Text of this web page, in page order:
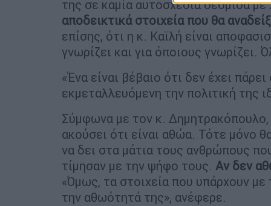
της σε καμία αυτοσχέδια δεσμίδα με
αποδεικτικά στοιχεία που θα
επίσης, ότι η κ. Καϊλή είναι
γνωρίζει και για όποιους γνωρίζει.
«Ένα είναι βέβαιο ότι δεν έχει
εκμεταλλευόμενη την πολιτική της
Σύμφωνα με τον κ. Δημητρακόπουλο,
ακούσει ότι είναι αθώα. Τότε μόνο
να δει στα μάτια τους ανθρώπους
τίμησαν με την ψήφο τους. Αν δεν
«Όμως, τα στοιχεία που υπάρχουν
την αθωότητά της», ανέφερε.